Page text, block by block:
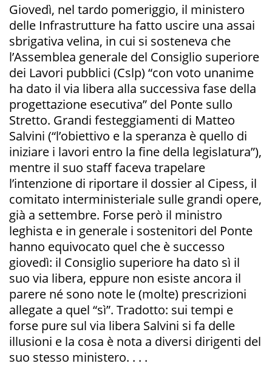
Giovedì, nel tardo pomeriggio, il ministero
delle Infrastrutture ha fatto uscire una assai
sbrigativa velina, in cui si sosteneva che
l’Assemblea generale del Consiglio superiore
dei Lavori pubblici (Cslp) “con voto unanime
ha dato il via libera alla successiva fase della
progettazione esecutiva” del Ponte sullo
Stretto. Grandi festeggiamenti di Matteo
Salvini (“l’obiettivo e la speranza è quello di
iniziare i lavori entro la fine della legislatura”),
mentre il suo staff faceva trapelare
l’intenzione di riportare il dossier al Cipess, il
comitato interministeriale sulle grandi opere,
già a settembre. Forse però il ministro
leghista e in generale i sostenitori del Ponte
hanno equivocato quel che è successo
giovedì: il Consiglio superiore ha dato sì il
suo via libera, eppure non esiste ancora il
parere né sono note le (molte) prescrizioni
allegate a quel “sì”. Tradotto: sui tempi e
forse pure sul via libera Salvini si fa delle
illusioni e la cosa è nota a diversi dirigenti del
suo stesso ministero. . . .